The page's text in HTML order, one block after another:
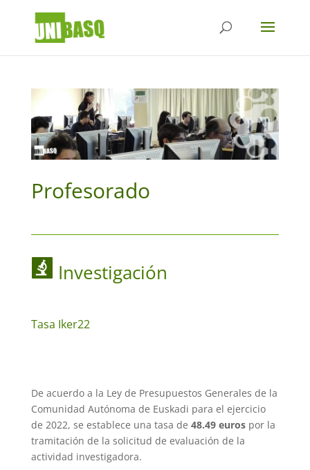
Profesorado
Investigación
Tasa Iker22
De acuerdo a la Ley de Presupuestos Generales de la
Comunidad Autónoma de Euskadi para el ejercicio
de 2022, se establece una tasa de 48.49 eurospor la
tramitación de la solicitud de evaluación de la
actividad investigadora.